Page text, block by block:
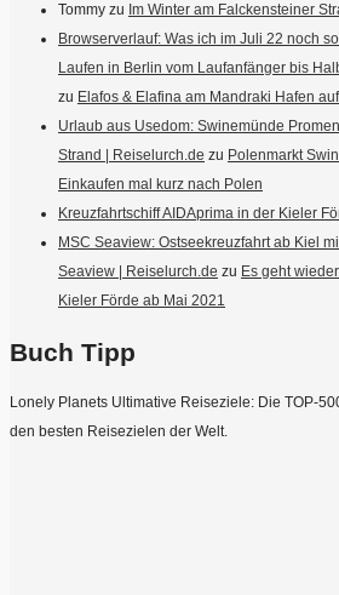
Tommy zu Im Winter am Falckensteiner
Browserverlauf: Was ich im Juli 22 noch
Laufen in Berlin vom Laufanfänger bis
zu Elafos & Elafina am Mandraki Hafen
Urlaub aus Usedom: Swinemünde
Strand | Reiselurch.de zu Polenmarkt
Einkaufen mal kurz nach Polen
Kreuzfahrtschiff AIDAprima in der Kieler
MSC Seaview: Ostseekreuzfahrt ab Kiel
Seaview | Reiselurch.de zu Es geht
Kieler Förde ab Mai 2021
Buch Tipp
Lonely Planets Ultimative Reiseziele: Die TOP-
den besten Reisezielen der Welt.